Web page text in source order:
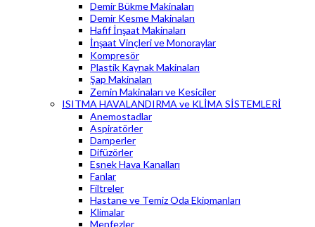
Demir Bükme Makinaları
Demir Kesme Makinaları
Hafif İnşaat Makinaları
İnşaat Vinçleri ve Monoraylar
Kompresör
Plastik Kaynak Makinaları
Şap Makinaları
Zemin Makinaları ve Kesiciler
ISITMA HAVALANDIRMA ve KLİMA SİSTEMLERİ
Anemostadlar
Aspiratörler
Damperler
Difüzörler
Esnek Hava Kanalları
Fanlar
Filtreler
Hastane ve Temiz Oda Ekipmanları
Klimalar
Menfezler